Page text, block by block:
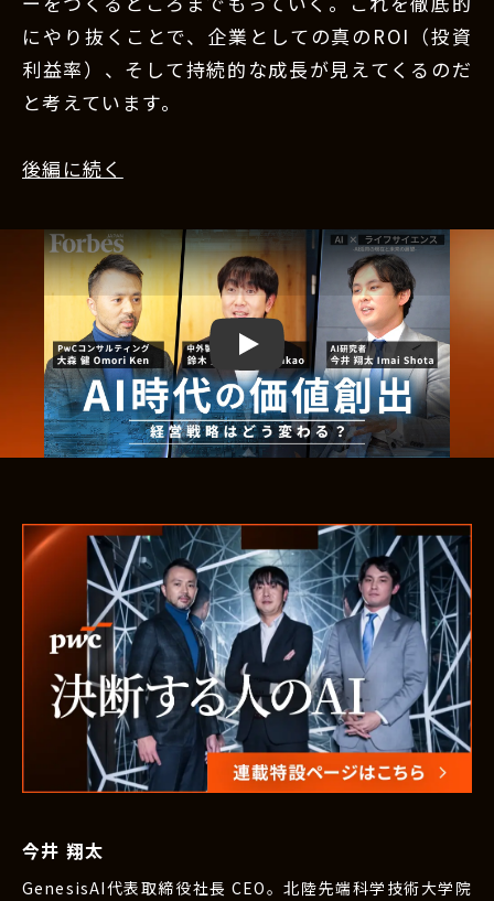
にやり抜くことで、企業としての真のROI（投資
利益率）、そして持続的な成長が見えてくるのだ
と考えています。
後編に続く
今井 翔太
GenesisAI代表取締役社長 CEO。北陸先端科学技術大学院